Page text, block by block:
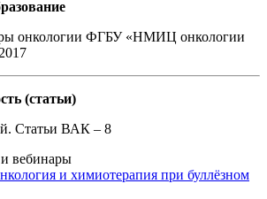
онкологии ФГБУ «НМИЦ онкологии
(статьи)
Статьи ВАК – 8
вебинары
и химиотерапия при буллёзном